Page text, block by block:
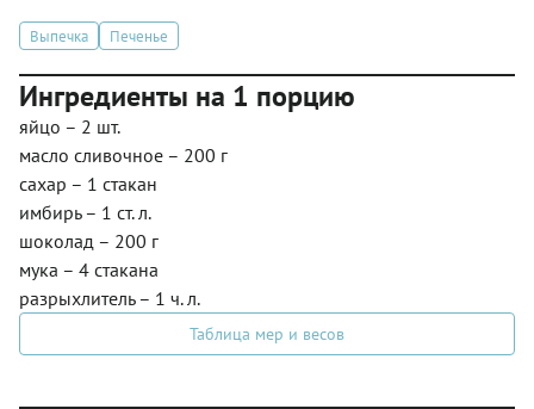
Выпечка Печенье
Ингредиенты на 1 порцию
яйцо – 2 шт.
масло сливочное – 200 г
сахар – 1 стакан
имбирь – 1 ст. л.
шоколад – 200 г
мука – 4 стакана
разрыхлитель – 1 ч. л.
Таблица мер и весов